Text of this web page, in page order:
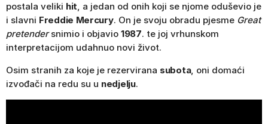
postala veliki hit, a jedan od onih koji se njome oduševio je
i slavni Freddie Mercury. On je svoju obradu pjesme Great
pretendersnimio i objavio 1987. te joj vrhunskom
interpretacijom udahnuo novi život.
Osim stranih za koje je rezervirana subota, oni domaći
izvođači na redu su u nedjelju.